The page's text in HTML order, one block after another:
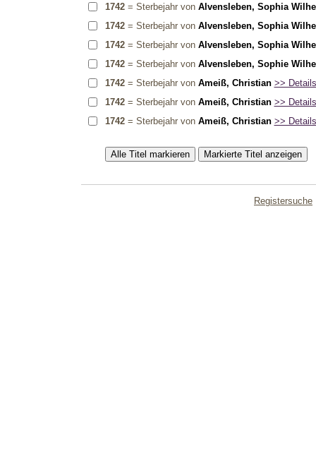
1742= Sterbejahr von Alvensleben, Sophia
1742= Sterbejahr von Alvensleben, Sophia
1742= Sterbejahr von Alvensleben, Sophia
1742= Sterbejahr von Alvensleben, Sophie
1742= Sterbejahr von Ameiß, Christian >>
1742= Sterbejahr von Ameiß, Christian >>
1742= Sterbejahr von Ameiß, Christian >>
Registersuche